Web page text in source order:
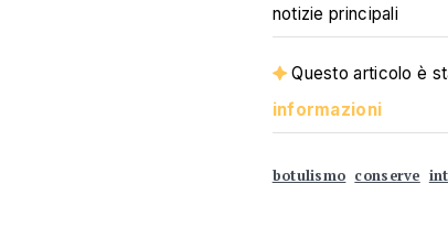
notizie principali
Questo articolo è
informazioni
botulismo conserve